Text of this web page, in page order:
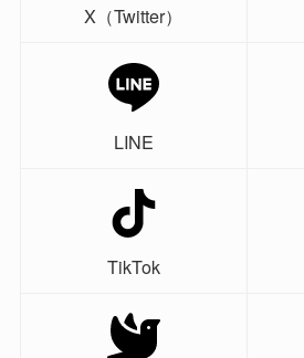
X（Twitter）
LINE
TikTok